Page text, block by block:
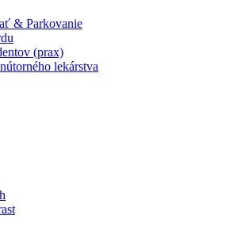
& Parkovanie
(prax)
lekárstva